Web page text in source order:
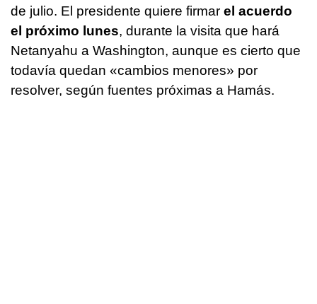
de julio. El presidente quiere firmar el acuerdo
el próximo lunes, durante la visita que hará
Netanyahu a Washington, aunque es cierto que
todavía quedan «cambios menores» por
resolver, según fuentes próximas a Hamás.